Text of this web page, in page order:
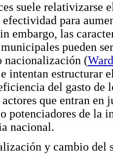
suele relativizarse
efectividad para
embargo, las
pueden
nacionalización (Ward
intentan estructurar
del gasto de
que entran en
potenciadores de la
nacional.
y cambio del